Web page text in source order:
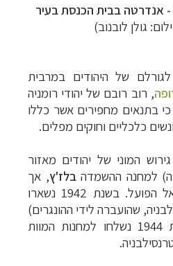
- אנדרטה בבית הכנסת בעיר
גולן לובנוב)
של היהודים במרבית
, רוב רובם של יהודי רומניה
בתנאים מחפירים אשר כללו
כלכליים וחוקים מפלים.
המוני של יהודים מאזור
למחנה ההשמדהבלז'ץ, אך
הפועל.
בשנת 1942 נשארו
שהועברה לידי ההונגרים)
275,000 יהודים. בשנת 1944 נשלחו למחנות המוות